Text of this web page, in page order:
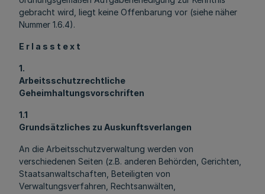
gebracht wird, liegt keine Offenbarung vor (siehe näher
Nummer 1.6.4).
E r l a s s t e x t
1.
Arbeitsschutzrechtliche
Geheimhaltungsvorschriften
1.1
Grundsätzliches zu Auskunftsverlangen
An die Arbeitsschutzverwaltung werden von
verschiedenen Seiten (z.B. anderen Behörden, Gerichten,
Staatsanwaltschaften, Beteiligten von
Verwaltungsverfahren, Rechtsanwälten,